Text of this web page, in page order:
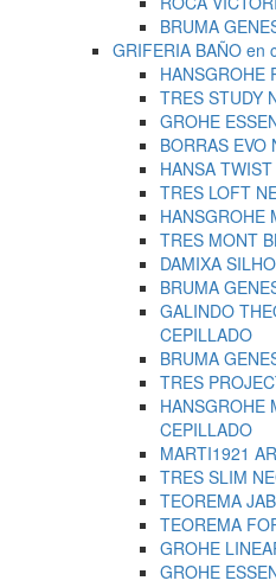
BRUMA
GRIFERIA BAÑO en
HANSGROHE
TRES STUDY
GROHE
BORRAS EVO
HANSA
TRES LOFT
HANSGROHE
TRES MONT
DAMIXA
BRUMA
GALINDO
CEPILLADO
BRUMA
TRES
HANSGROHE
CEPILLADO
MARTI1921
TRES SLIM
TEOREMA
TEOREMA
GROHE
GROHE